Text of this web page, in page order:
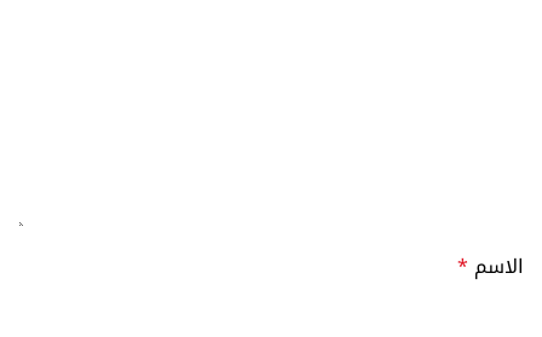
الاسم *